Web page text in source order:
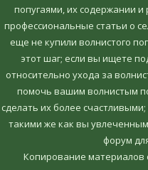
попугаями, их содержании
профессиональные статьи о
еще не купили волнистого
этот шаг; если вы ищете
относительно ухода за
помочь вашим волнистым
сделать их более
такими же как вы
форум
Копирование материалов